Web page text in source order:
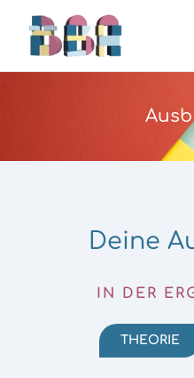
Deine
IN DER
THEORIE